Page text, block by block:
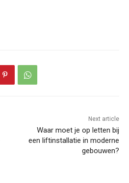
Next article
Waar moet je op letten bij
een liftinstallatie in moderne
gebouwen?